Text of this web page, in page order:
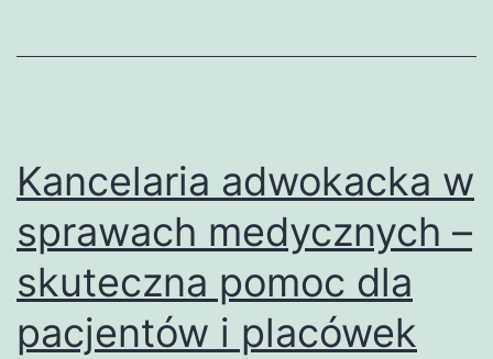
Kancelaria adwokacka w
sprawach medycznych –
skuteczna pomoc dla
pacjentów i placówek